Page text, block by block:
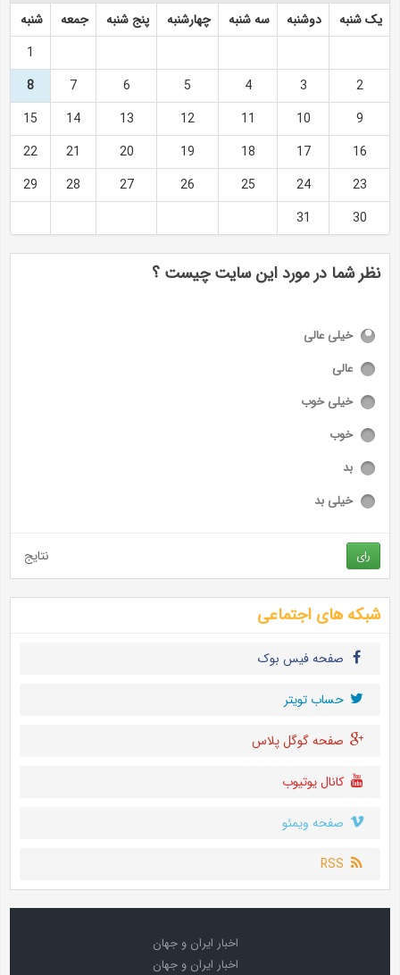
یک شنبه دوشنبه سه شنبه چهارشنبه پنج شنبه جمعه
شنبه
1
2
3
4
5
6
7
8
9
10
11
12
13
14
15
16
17
18
19
20
21
22
23
24
25
26
27
28
29
30
31
نظر شما در مورد این سایت چیست ؟
خیلی عالی
عالی
خیلی خوب
خوب
بد
خیلی بد
رای نتایج
شبکه های اجتماعی
صفحه فیس بوک
حساب تويتر
صفحه گوگل پلاس
کانال یوتیوب
صفحه ویمئو
RSS
اخبار ایران و جهان
اخبار ایران و جهان